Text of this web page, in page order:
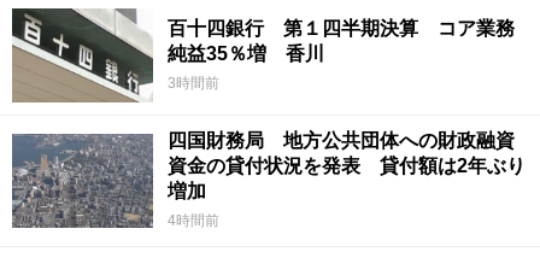
百十四銀行 第１四半期決算 コア業務
純益35％増 香川
3時間前
四国財務局 地方公共団体への財政融資
資金の貸付状況を発表 貸付額は2年ぶり
増加
4時間前